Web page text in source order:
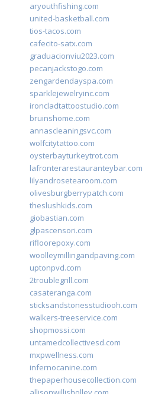
aryouthfishing.com
united-basketball.com
tios-tacos.com
cafecito-satx.com
graduacionviu2023.com
pecanjackstogo.com
zengardendayspa.com
sparklejewelryinc.com
ironcladtattoostudio.com
bruinshome.com
annascleaningsvc.com
wolfcitytattoo.com
oysterbayturkeytrot.com
lafronterarestauranteybar.com
lilyandrosetearoom.com
olivesburgberrypatch.com
theslushkids.com
giobastian.com
glpascensori.com
rifloorepoxy.com
woolleymillingandpaving.com
uptonpvd.com
2troublegrill.com
casateranga.com
sticksandstonesstudiooh.com
walkers-treeservice.com
shopmossi.com
untamedcollectivesd.com
mxpwellness.com
infernocanine.com
thepaperhousecollection.com